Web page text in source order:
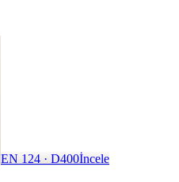
EN 124 · D400İncele